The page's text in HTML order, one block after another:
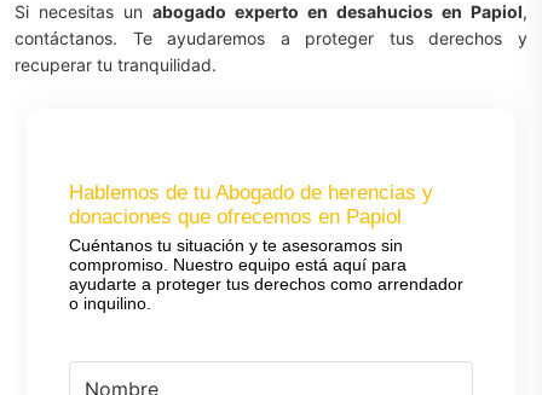
Si necesitas un abogado experto en desahucios en Papiol,
contáctanos. Te ayudaremos a proteger tus derechos y
recuperar tu tranquilidad.
Hablemos de tu Abogado de herencias y
donaciones que ofrecemos en Papiol
Cuéntanos tu situación y te asesoramos sin
compromiso. Nuestro equipo está aquí para
ayudarte a proteger tus derechos como arrendador
o inquilino.